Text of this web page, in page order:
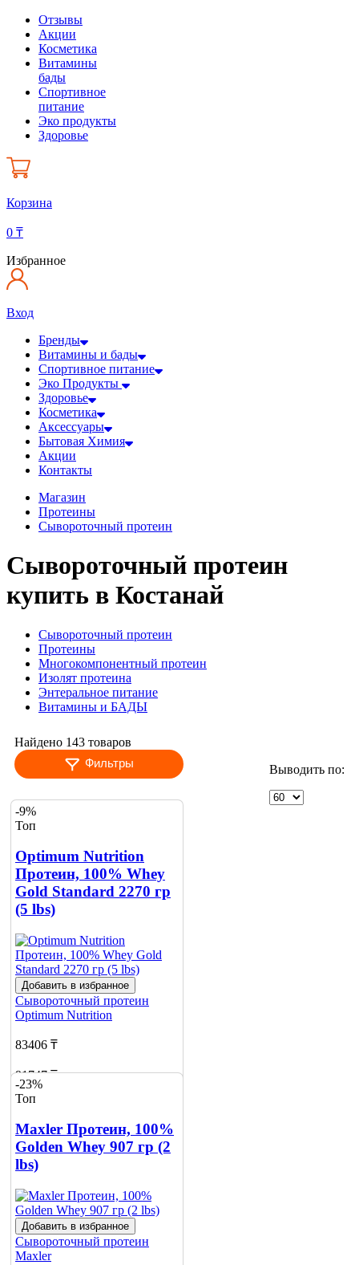
Отзывы
Акции
Косметика
Витамины
бады
Спортивное
питание
Эко продукты
Здоровье
Корзина
0 ₸
Избранное
Вход
Бренды
Витамины и бады
Спортивное питание
Эко Продукты
Здоровье
Косметика
Аксессуары
Бытовая Химия
Акции
Контакты
Магазин
Протеины
Сывороточный протеин
Сывороточный протеин
купить в Костанай
Сывороточный протеин
Протеины
Многокомпонентный протеин
Изолят протеина
Энтеральное питание
Витамины и БАДЫ
Найдено 143 товаров
Фильтры
Выводить по:
-9%
Топ
Optimum Nutrition
Протеин, 100% Whey
Gold Standard 2270 гр
(5 lbs)
Добавить в избранное
Сывороточный протеин
Optimum Nutrition
83406 ₸
91747 ₸
Добавить в корзину
-23%
Топ
Maxler Протеин, 100%
Golden Whey 907 гр (2
lbs)
Добавить в избранное
Сывороточный протеин
Maxler